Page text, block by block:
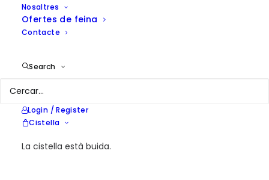
Nosaltres
Ofertes de feina
Contacte
Search
Login / Register
Cistella
La cistella està buida.
segell com a DataDis Partner